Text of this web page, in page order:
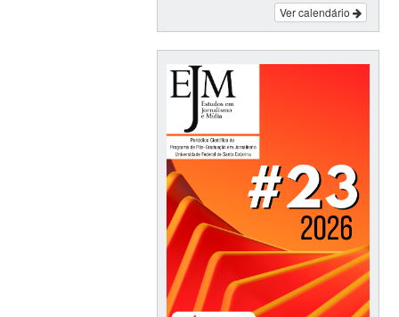
Ver calendário